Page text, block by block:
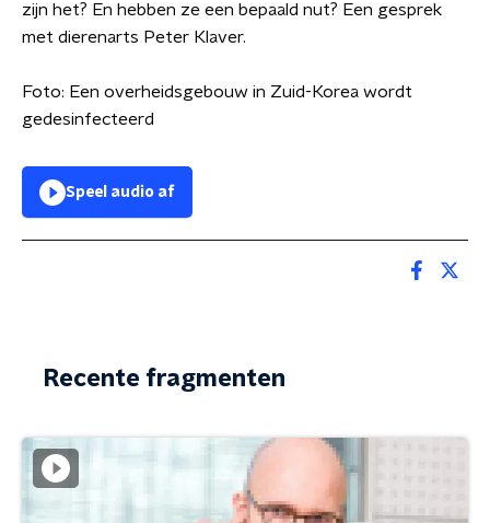
zijn het? En hebben ze een bepaald nut? Een gesprek
met dierenarts Peter Klaver.
Foto: Een overheidsgebouw in Zuid-Korea wordt
gedesinfecteerd
Speel audio af
Recente fragmenten